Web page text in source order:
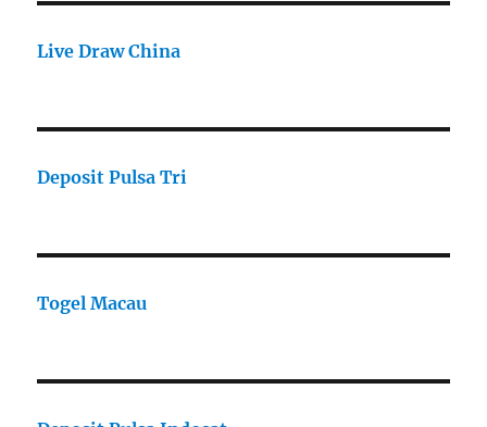
Live Draw China
Deposit Pulsa Tri
Togel Macau